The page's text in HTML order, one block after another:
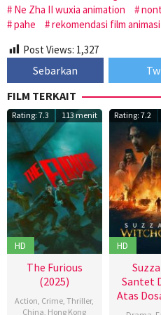
Ne Zha II wuxia animation
pahe
rekomendasi film
Post Views: 1,327
Sebarkan
FILM TERKAIT
Rating: 7.3 113 menit
HD
The Furious
(2025)
Action, Crime,Thriller,
China, Hong Kong
Rating: 7.2
HD
Santet
Atas